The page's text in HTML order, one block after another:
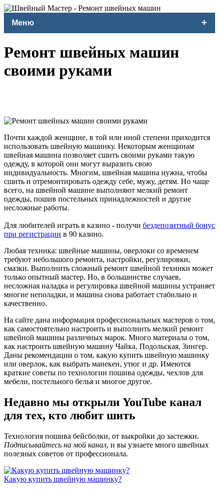
Меню +
Ремонт швейных машин
своими руками
Почти каждой женщине, в той или иной степени приходится
использовать швейную машинку. Некоторым женщинам
швейная машина позволяет сшить своими руками такую
одежду, в которой они могут выразить свою
индивидуальность. Многим, швейная машина нужна, чтобы
сшить и отремонтировать одежду себе, мужу, детям. Но чаще
всего, на швейной машине выполняют мелкий ремонт
одежды, пошив постельных принадлежностей и другие
несложные работы.
Для любителей играть в казино - получи бездепозитный бонус
при регистрации в 90 казино.
Любая техника: швейные машины, оверлоки со временем
требуют небольшого ремонта, настройки, регулировки,
смазки. Выполнить сложный ремонт швейной техники может
только опытный мастер. Но, в большинстве случаев,
несложная наладка и регулировка швейной машины устраняет
многие неполадки, и машина снова работает стабильно и
качественно.
На сайте дана информация профессиональных мастеров о том,
как самостоятельно настроить и выполнить мелкий ремонт
швейной машины различных марок. Много материала о том,
как настроить швейную машину Чайка, Подольская, Зингер.
Даны рекомендации о том, какую купить швейную машинку
или оверлок, как выбрать манекен, утюг и др. Имеются
краткие советы по технологии пошива одежды, чехлов для
мебели, постельного белья и многое другое.
Недавно мы открыли YouTube канал
для тех, кто любит шить
Технология пошива бейсболки, от выкройки до застежки.
Подписывайтесь на мой канал, и вы узнаете много швейных
полезных советов от профессионала.
Какую купить швейную машинку?